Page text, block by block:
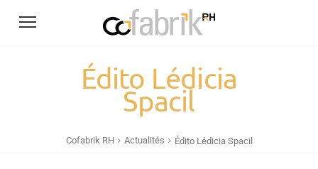
Édito Lédicia
Spacil
Cofabrik RH Actualités Édito Lédicia Spacil